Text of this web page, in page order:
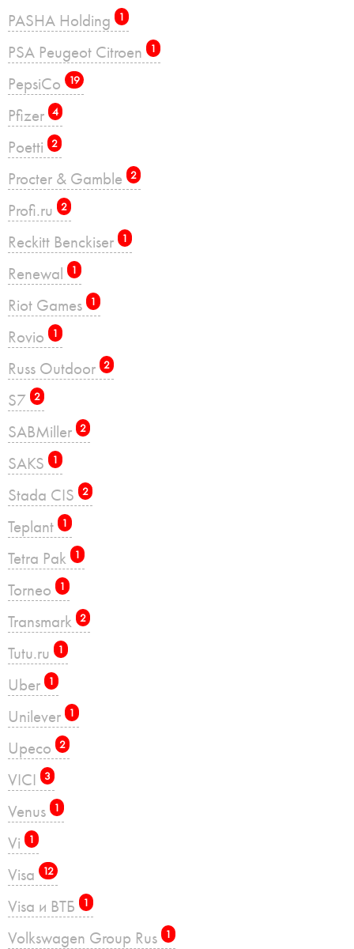
PASHA Holding 1
PSA Peugeot Citroen 1
PepsiCo 19
Pfizer 4
Poetti 2
Procter & Gamble 2
Profi.ru 2
Reckitt Benckiser 1
Renewal 1
Riot Games 1
Rovio 1
Russ Outdoor 2
S7 2
SABMiller 2
SAKS 1
Stada CIS 2
Teplant 1
Tetra Pak 1
Torneo 1
Transmark 2
Tutu.ru 1
Uber 1
Unilever 1
Upeco 2
VICI 3
Venus 1
Vi 1
Visa 12
Visa и ВТБ 1
Volkswagen Group Rus 1